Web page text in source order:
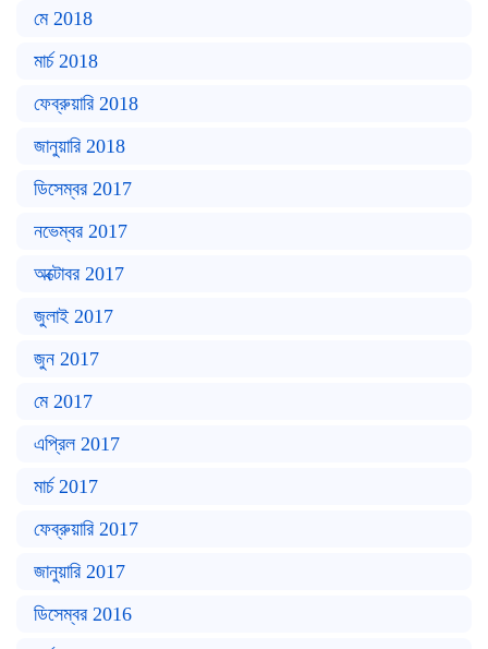
মে 2018
মার্চ 2018
ফেব্রুয়ারি 2018
জানুয়ারি 2018
ডিসেম্বর 2017
নভেম্বর 2017
অক্টোবর 2017
জুলাই 2017
জুন 2017
মে 2017
এপ্রিল 2017
মার্চ 2017
ফেব্রুয়ারি 2017
জানুয়ারি 2017
ডিসেম্বর 2016